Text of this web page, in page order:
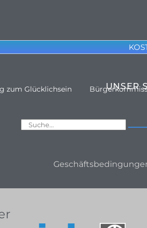
UNSER
zum Glücklichsein